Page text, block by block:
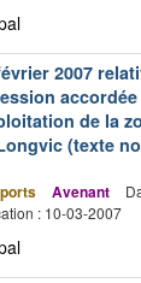
2007
de la
(texte
Avenant
: 10-03-2007